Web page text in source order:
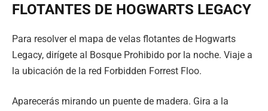
FLOTANTES DE HOGWARTS LEGACY
Para resolver el mapa de velas flotantes de Hogwarts
Legacy, dirígete al Bosque Prohibido por la noche. Viaje a
la ubicación de la red Forbidden Forrest Floo.
Aparecerás mirando un puente de madera. Gira a la